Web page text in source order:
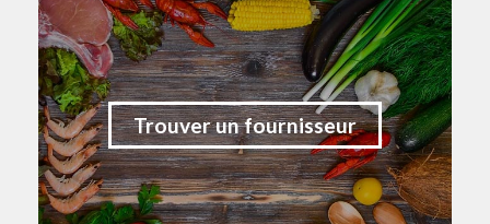
Trouver un fournisseur